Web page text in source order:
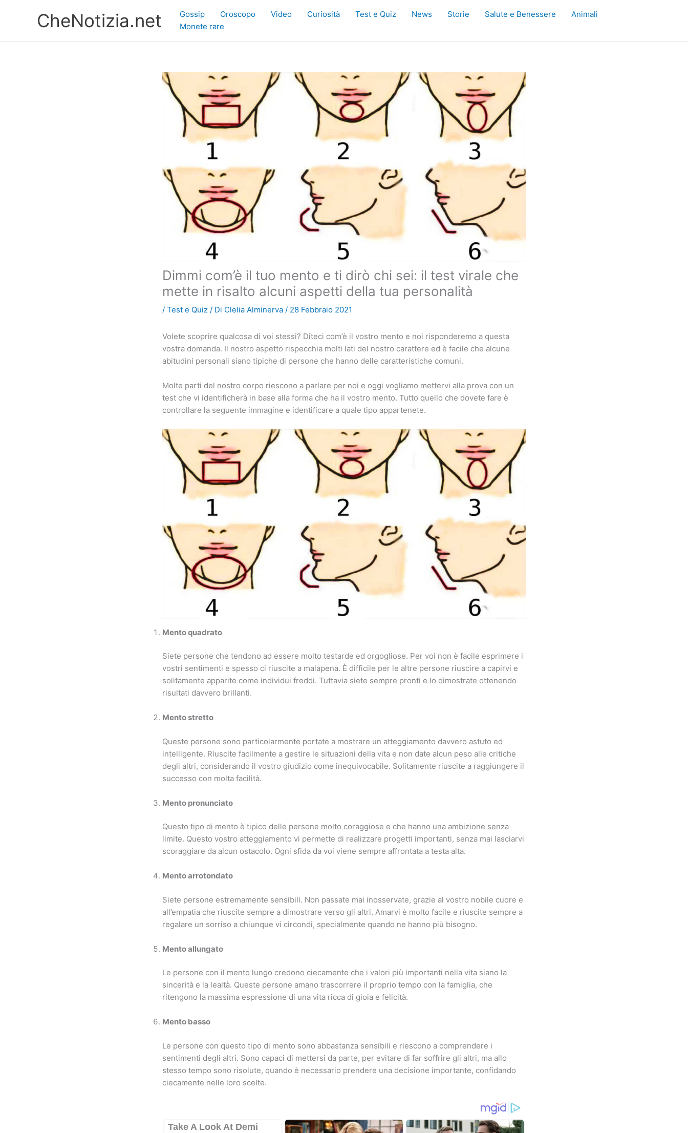
CheNotizia.net Gossip Oroscopo Video Curiosità Test e Quiz News Storie Salute e Benessere
Animali
Monete rare
Dimmi com’è il tuo mento e ti dirò chi sei: il test virale che
mette in risalto alcuni aspetti della tua personalità
/ Test e Quiz / Di Clelia Alminerva / 28 Febbraio 2021
Volete scoprire qualcosa di voi stessi? Diteci com’è il vostro mento e noi risponderemo a questa
vostra domanda. Il nostro aspetto rispecchia molti lati del nostro carattere ed è facile che alcune
abitudini personali siano tipiche di persone che hanno delle caratteristiche comuni.
Molte parti del nostro corpo riescono a parlare per noi e oggi vogliamo mettervi alla prova con un
test che vi identificherà in base alla forma che ha il vostro mento. Tutto quello che dovete fare è
controllare la seguente immagine e identificare a quale tipo appartenete.
Mento quadrato
Siete persone che tendono ad essere molto testarde ed orgogliose. Per voi non è facile esprimere i
vostri sentimenti e spesso ci riuscite a malapena. È difficile per le altre persone riuscire a capirvi e
solitamente apparite come individui freddi. Tuttavia siete sempre pronti e lo dimostrate ottenendo
risultati davvero brillanti.
Mento stretto
Queste persone sono particolarmente portate a mostrare un atteggiamento davvero astuto ed
intelligente. Riuscite facilmente a gestire le situazioni della vita e non date alcun peso alle critiche
degli altri, considerando il vostro giudizio come inequivocabile. Solitamente riuscite a raggiungere il
successo con molta facilità.
Mento pronunciato
Questo tipo di mento è tipico delle persone molto coraggiose e che hanno una ambizione senza
limite. Questo vostro atteggiamento vi permette di realizzare progetti importanti, senza mai lasciarvi
scoraggiare da alcun ostacolo. Ogni sfida da voi viene sempre affrontata a testa alta.
Mento arrotondato
Siete persone estremamente sensibili. Non passate mai inosservate, grazie al vostro nobile cuore e
all’empatia che riuscite sempre a dimostrare verso gli altri. Amarvi è molto facile e riuscite sempre a
regalare un sorriso a chiunque vi circondi, specialmente quando ne hanno più bisogno.
Mento allungato
Le persone con il mento lungo credono ciecamente che i valori più importanti nella vita siano la
sincerità e la lealtà. Queste persone amano trascorrere il proprio tempo con la famiglia, che
ritengono la massima espressione di una vita ricca di gioia e felicità.
Mento basso
Le persone con questo tipo di mento sono abbastanza sensibili e riescono a comprendere i
sentimenti degli altri. Sono capaci di mettersi da parte, per evitare di far soffrire gli altri, ma allo
stesso tempo sono risolute, quando è necessario prendere una decisione importante, confidando
ciecamente nelle loro scelte.